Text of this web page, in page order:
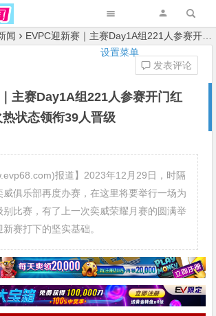
设置菜单
闻 EVPC迎新赛｜主赛Day1A组221人参赛开门红 陈明聪延续火热状态领衔39人晋级
主赛Day1A组221人参赛开门红
热状态领衔39人晋级
发表评论
报道】2023年12月29日，时隔
威俱乐部再度办赛，在这里将要举行一场为
别比赛，有了上一次奕威荣耀月赛的圆满举
赛打下的坚实基础。